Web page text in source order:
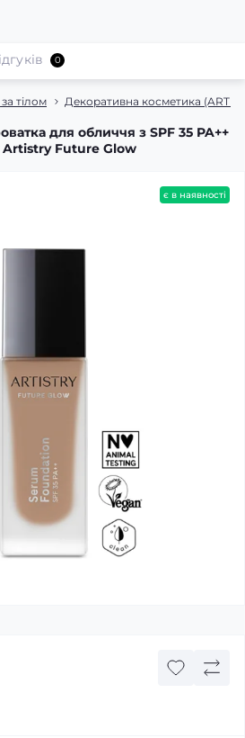
тілом Декоративна косметика
для обличчя з SPF 35 PA++
Future Glow
0
є в наявності